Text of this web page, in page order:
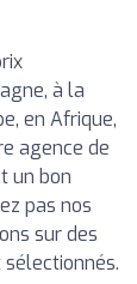
à la
en Afrique,
agence de
un bon
pas nos
sur des